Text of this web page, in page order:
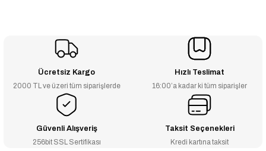
Ücretsiz Kargo
2000 TL ve üzeri tüm siparişlerde
Hızlı Teslimat
16:00’a kadar ki tüm siparişler
Güvenli Alışveriş
256bit SSL Sertifikası
Taksit Seçenekleri
Kredi kartına taksit